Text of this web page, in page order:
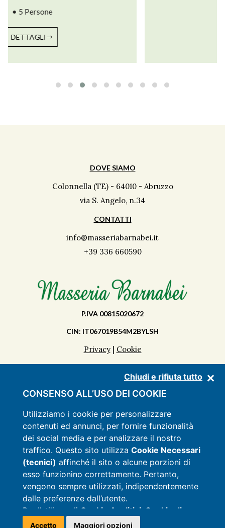
Chiudi e rifiuta tutto
CONSENSO ALL’USO DEI COOKIE
Utilizziamo i cookie per personalizzare
contenuti ed annunci, per fornire funzionalità
dei social media e per analizzare il nostro
traffico. Questo sito utilizza Cookie Necessari
(tecnici) affinché il sito o alcune porzioni di
esso funzionino correttamente. Pertanto,
vengono sempre utilizzati, indipendentemente
dalle preferenze dall’utente.
Per l’utilizzo di Cookie Analitici, Cookie di
Targeting e Marketing e Cookie di
Accetto Maggiori opzioni
DOVE SIAMO
Colonnella (TE) - 64010 - Abruzzo
via S. Angelo, n.34
CONTATTI
info@masseriabarnabei.it
+39 336 660590
P.IVA 00815020672
CIN: IT067019B54M2BYLSH
Privacy| Cookie
SCOPRI LA MASSERIA
SERVIZI
LISTINO
OFFERTE
CONTATTI